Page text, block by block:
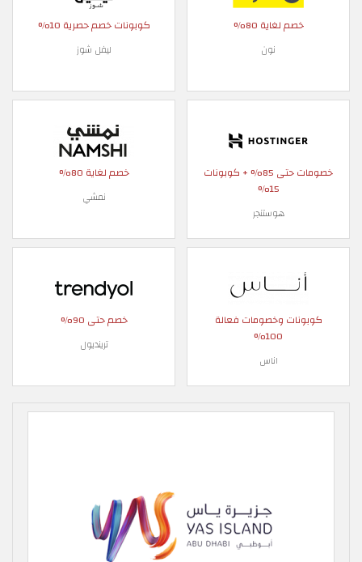
خصم لغاية 80%
نون
كوبونات خصم حصرية 10%
ليفل شوز
خصومات حتى 85% + كوبونات
15%
هوستنجر
خصم لغاية 80%
نمشي
كوبونات وخصومات فعالة
100%
اناس
خصم حتى 90%
ترينديول